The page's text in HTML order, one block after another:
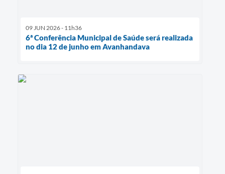
09 JUN 2026 - 11h36
6ª Conferência Municipal de Saúde será realizada
no dia 12 de junho em Avanhandava